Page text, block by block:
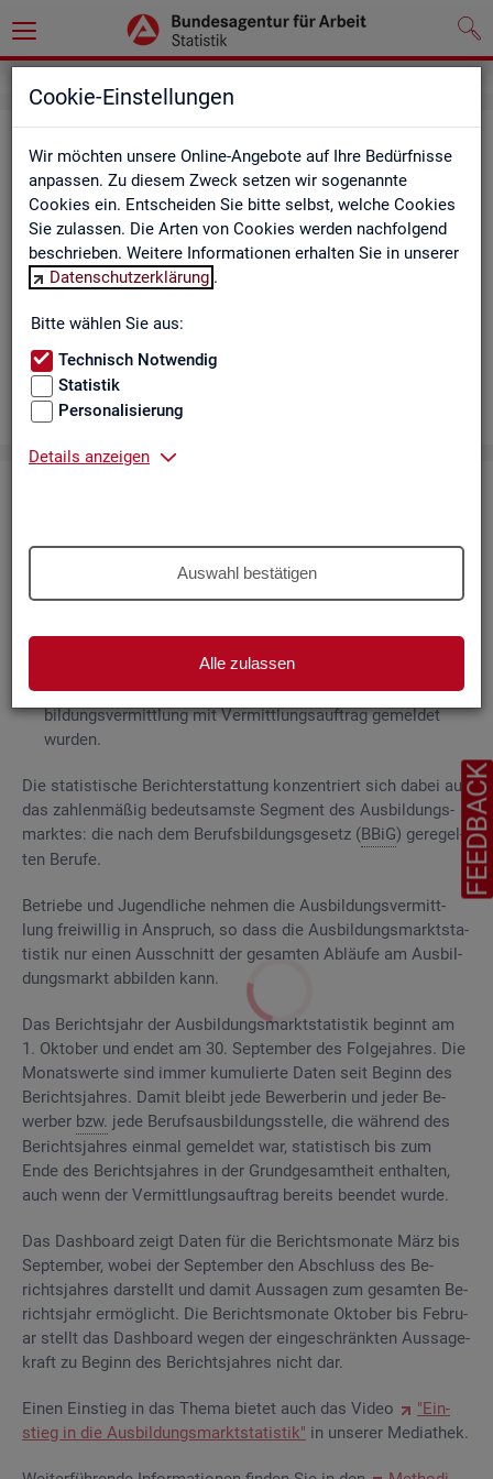
Cookie-Einstellungen
Wir möchten unsere Online-Angebote auf Ihre Bedürfnisse
anpassen. Zu diesem Zweck setzen wir sogenannte
Cookies ein. Entscheiden Sie bitte selbst, welche Cookies
Sie zulassen. Die Arten von Cookies werden nachfolgend
beschrieben. Weitere Informationen erhalten Sie in unserer
Datenschutzerklärung .
Bitte wählen Sie aus:
Technisch Notwendig
Statistik
Personalisierung
Details anzeigen
Auswahl bestätigen
Alle zulassen
Aus­bil­dungs­markt
Das Da­sh­board zeigt die wich­tigs­ten Daten zum Aus­bil­dungs­
markt in in­ter­ak­ti­ven Gra­fi­ken und Ta­bel­len. Für Deutsch­land,
Län­der, Krei­se, Agen­tur­be­zir­ke und Ar­beits­markt­re­gio­nen bil­
det es ge­mel­de­te Be­wer­be­rin­nen und Be­wer­ber sowie Be­rufs­
aus­bil­dungs­stel­len nach ge­frag­ten Merk­ma­len ab, bei­spiels­
wei­se Be­ru­fe. Neue Daten gibt es mo­nat­lich für März bis Sep­
DieAus­bil­dungs­markt­sta­tis­tik be­rich­tet über
Be­wer­be­rin­nen und Be­wer­ber für Be­rufs­aus­bil­
der Agen­tu­ren für Ar­beit undJob­cen­terzum Aus­bil­dungs­
markt in An­spruch neh­men, sowie
Be­rufs­aus­bil­dungs­stel­len, die beiAAundJCfür die Aus­
bil­dungs­ver­mitt­lung mit Ver­mitt­lungs­auf­trag ge­mel­det
wur­den.
Die sta­tis­ti­sche Be­richt­erstat­tung kon­zen­triert sich dabei auf
das zah­len­mä­ßig be­deut­sams­te Seg­ment des Aus­bil­dungs­
mark­tes: die nach dem Be­rufs­bil­dungs­ge­setz (BBiG) ge­re­gel­
ten Be­ru­fe.
Be­trie­be und Ju­gend­li­che neh­men die Aus­bil­dungs­ver­mitt­
lung frei­wil­lig in An­spruch, so dass die Aus­bil­dungs­markt­sta­
tis­tik nur einen Aus­schnitt der ge­sam­ten Ab­läu­fe am Aus­bil­
dungs­markt ab­bil­den kann.
Das Be­richts­jahr der Aus­bil­dungs­markt­sta­tis­tik be­ginnt am
1. Ok­to­ber und endet am 30. Sep­tem­ber des Fol­ge­jah­res. Die
Mo­nats­wer­te sind immer ku­mu­lier­te Daten seit Be­ginn des
Be­richts­jah­res. Damit bleibt jede Be­wer­be­rin und jeder Be­
wer­ber bzw. jede Be­rufs­aus­bil­dungs­stel­le, die wäh­rend des
Be­richts­jah­res ein­mal ge­mel­det war, sta­tis­tisch bis zum
Ende des Be­richts­jah­res in der Grund­ge­samt­heit ent­hal­ten,
auch wenn der Ver­mitt­lungs­auf­trag be­reits be­en­det wurde.
Das Da­sh­board zeigt Daten für die Be­richts­mo­na­te März bis
Sep­tem­ber, wobei der Sep­tem­ber den Ab­schluss des Be­
richts­jah­res dar­stellt und damit Aus­sa­gen zum ge­sam­ten Be­
richts­jahr er­mög­licht. Die Be­richts­mo­na­te Ok­to­ber bis Fe­bru­
ar stellt das Da­sh­board wegen der ein­ge­schränk­ten Aus­sa­ge­
kraft zu Be­ginn des Be­richts­jah­res nicht dar.
Einen Ein­stieg in das Thema bie­tet auch das Video
"Ein­
stieg in die Aus­bil­dungs­markt­sta­tis­tik" in un­se­rer Me­dia­thek.
FEEDBACK